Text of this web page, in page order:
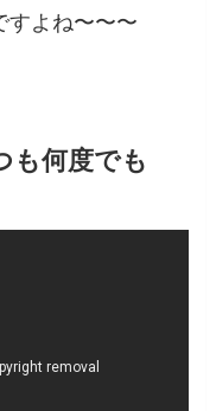
すよね〜〜〜
も何度でも